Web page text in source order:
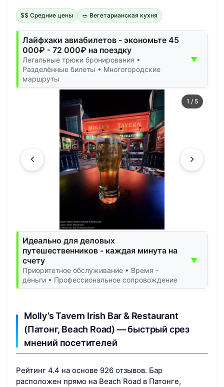
$$ Средние цены 🥗 Вегетарианская кухня
Лайфхаки авиабилетов - экономьте 45
000₽ - 72 000₽ на поездку
Легальные трюки бронирования •
Разделённые билеты • Многогородские
маршруты
▼
1 / 5
Идеально для деловых
путешественников - каждая минута на
счету
Приоритетное обслуживание • Время -
деньги • Профессиональное сопровождение
▼
Molly’s Tavern Irish Bar & Restaurant
(Патонг, Beach Road) — быстрый срез
мнений посетителей
Рейтинг 4.4 на основе 926 отзывов. Бар
расположен прямо на Beach Road в Патонге,